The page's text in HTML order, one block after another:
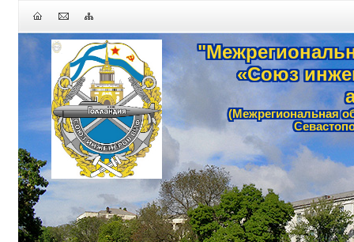
«Союз
(Межрегиональная